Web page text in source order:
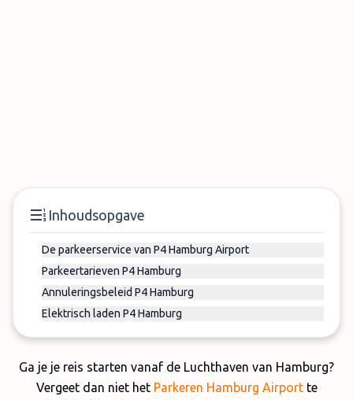
Inhoudsopgave
De parkeerservice van P4 Hamburg Airport
Parkeertarieven P4 Hamburg
Annuleringsbeleid P4 Hamburg
Elektrisch laden P4 Hamburg
Ga je je reis starten vanaf de Luchthaven van Hamburg?
Vergeet dan niet het Parkeren Hamburg Airportte